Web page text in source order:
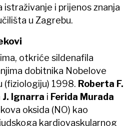
istraživanje i prijenos znanja
u Zagrebu.
otkriće sildenafila
dobitnika Nobelove
(fiziologiju) 1998. Roberta F.
Ignarra i Ferida Murada
oksida (NO) kao
kardiovaskularnog